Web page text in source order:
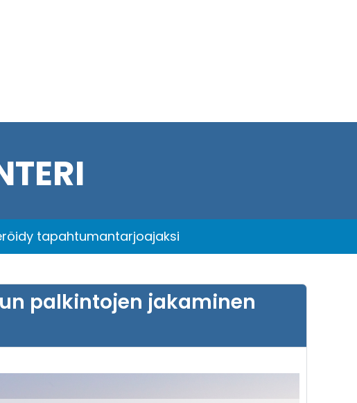
tapahtumantarjoajaksi
palkintojen jakaminen